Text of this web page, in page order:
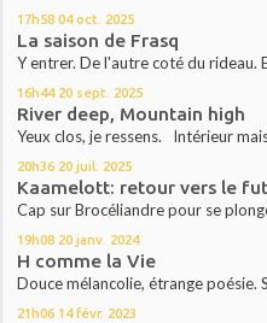
17h58 04 oct. 2025
La saison de Frasq
Y entrer. De l'autre coté du rideau.
16h44 20 sept. 2025
River deep, Mountain high
Yeux clos, je ressens. Intérieur
20h36 20 juil. 2025
Kaamelott: retour vers le
Cap sur Brocéliandre pour se
19h08 20 janv. 2024
H comme la Vie
Douce mélancolie, étrange poésie.
21h06 14 févr. 2023